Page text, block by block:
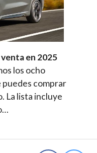
venta en 2025
los ocho
puedes comprar
La lista incluye